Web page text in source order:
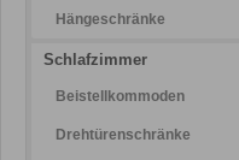
Hängeschränke
Schlafzimmer
Beistellkommoden
Drehtürenschränke